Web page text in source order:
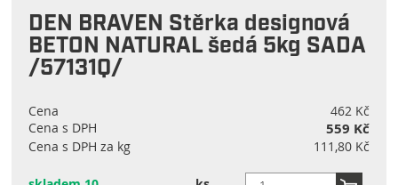
DEN BRAVEN Stěrka designová
BETON NATURAL šedá 5kg SADA
/57131Q/
Cena
462 Kč
Cena s DPH
559 Kč
Cena s DPH za kg 111,80 Kč